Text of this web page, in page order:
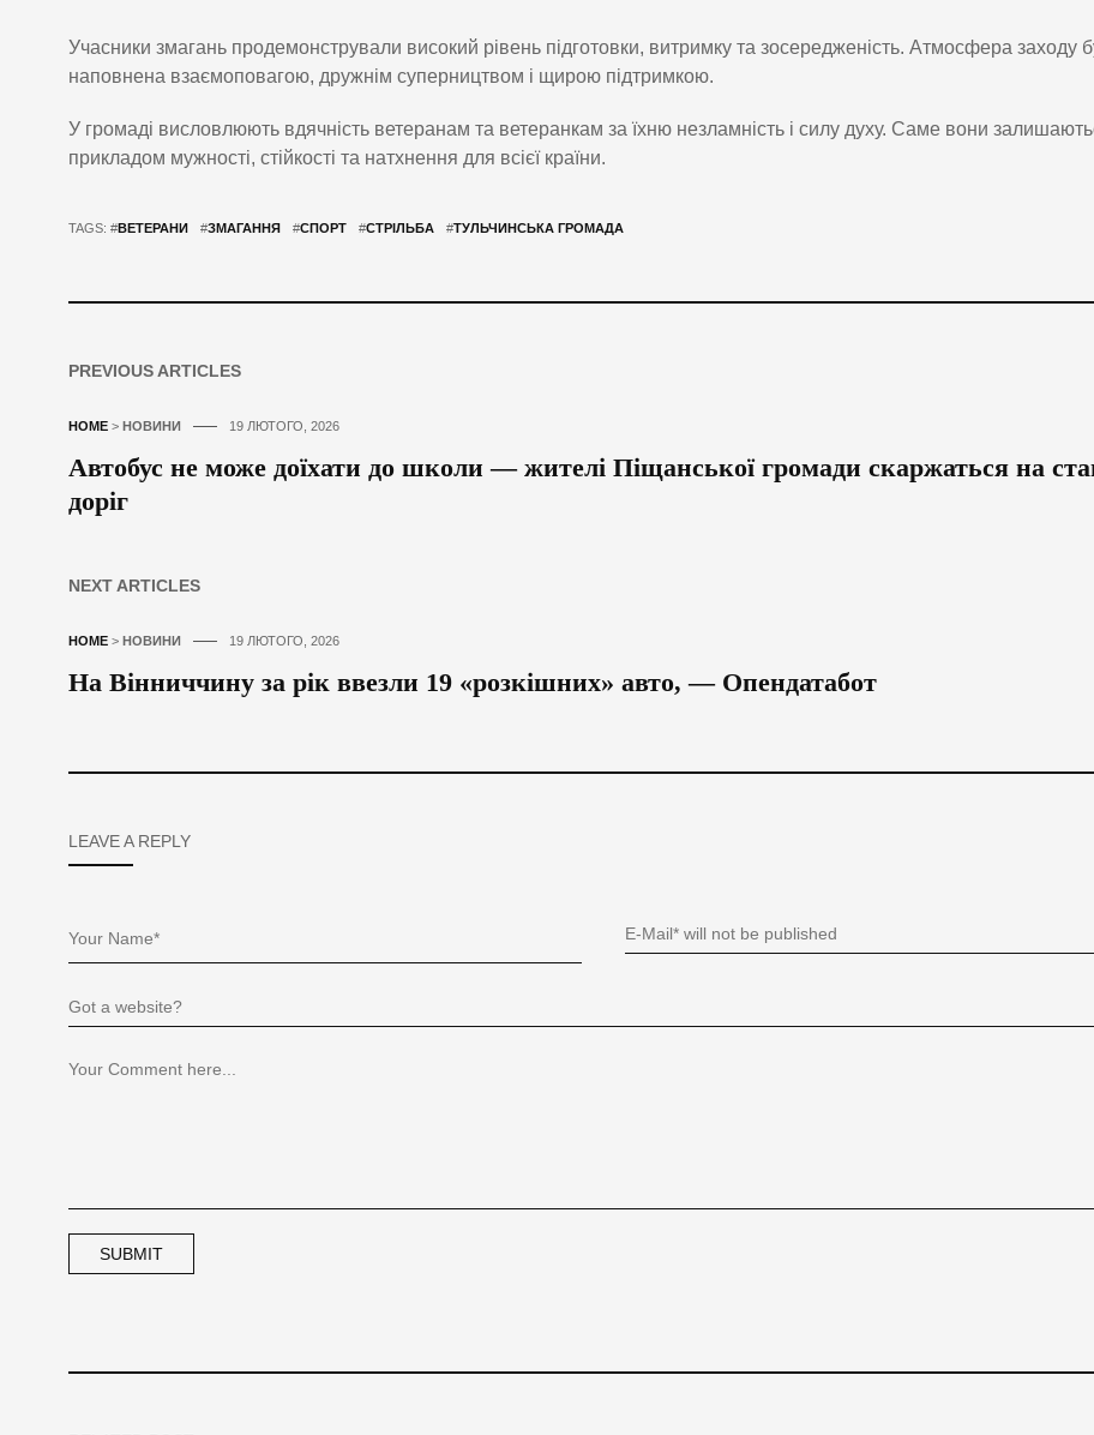
Учасники змагань продемонстрували високий рівень підготовки, витримку та зосередженість. Атмосфера заходу
наповнена взаємоповагою, дружнім суперництвом і щирою підтримкою.
У громаді висловлюють вдячність ветеранам та ветеранкам за їхню незламність і силу духу. Саме вони
прикладом мужності, стійкості та натхнення для всієї країни.
TAGS: #ВЕТЕРАНИ #ЗМАГАННЯ #СПОРТ #СТРІЛЬБА #ТУЛЬЧИНСЬКА ГРОМАДА
PREVIOUS ARTICLES
HOME > НОВИНИ 19 ЛЮТОГО, 2026
Автобус не може доїхати до школи — жителі Піщанської громади скаржаться на
доріг
NEXT ARTICLES
HOME > НОВИНИ 19 ЛЮТОГО, 2026
На Вінниччину за рік ввезли 19 «розкішних» авто, — Опендатабот
LEAVE A REPLY